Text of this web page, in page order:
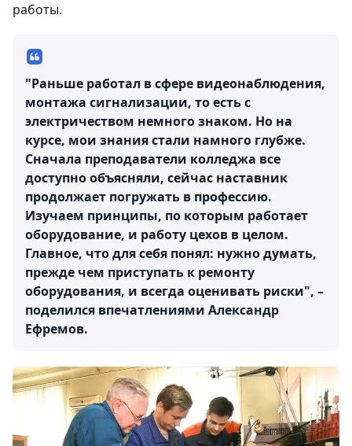
работы.
"Раньше работал в сфере видеонаблюдения,
монтажа сигнализации, то есть с
электричеством немного знаком. Но на
курсе, мои знания стали намного глубже.
Сначала преподаватели колледжа все
доступно объясняли, сейчас наставник
продолжает погружать в профессию.
Изучаем принципы, по которым работает
оборудование, и работу цехов в целом.
Главное, что для себя понял: нужно думать,
прежде чем приступать к ремонту
оборудования, и всегда оценивать риски", –
поделился впечатлениями Александр
Ефремов.